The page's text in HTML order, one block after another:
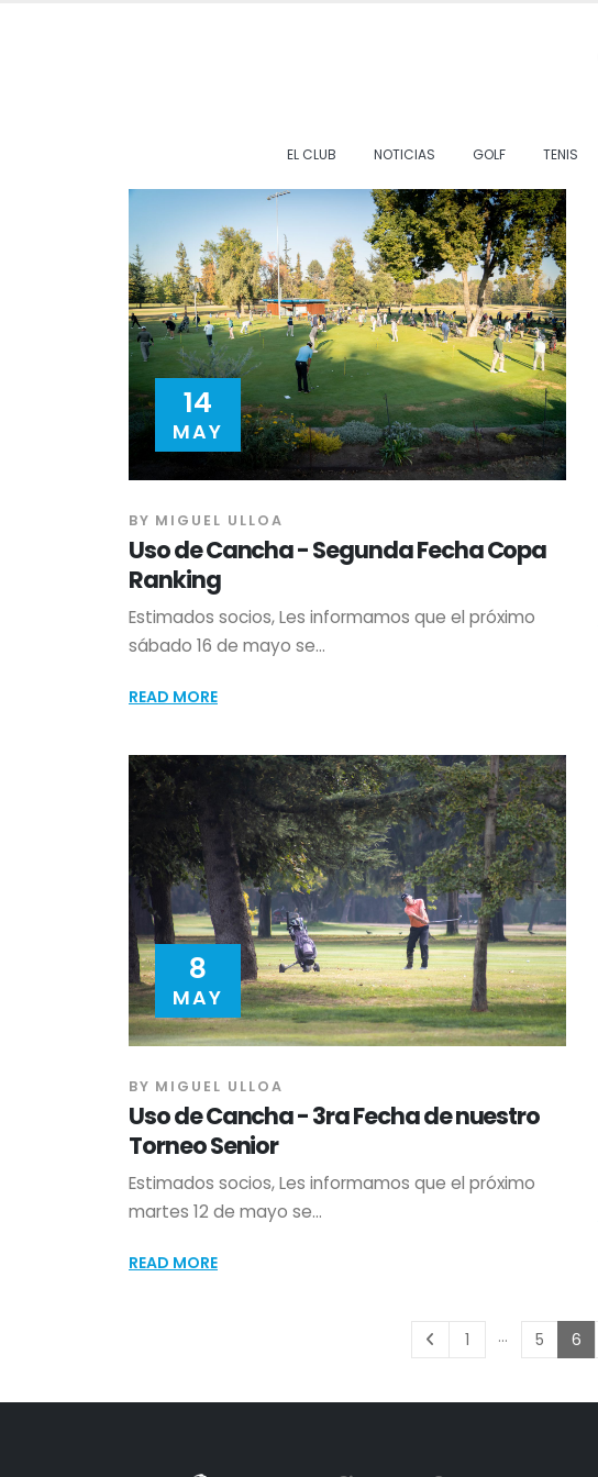
EL CLUB NOTICIAS GOLF TENIS
14
MAY
BY MIGUEL ULLOA
Uso de Cancha - Segunda Fecha Copa
Ranking
Estimados socios, Les informamos que el próximo
sábado 16 de mayo se...
READ MORE
8
MAY
BY MIGUEL ULLOA
Uso de Cancha - 3ra Fecha de nuestro
Torneo Senior
Estimados socios, Les informamos que el próximo
martes 12 de mayo se...
READ MORE
1 … 5 6